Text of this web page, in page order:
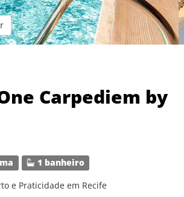
Carpediem by
1 banheiro
e Praticidade em Recife